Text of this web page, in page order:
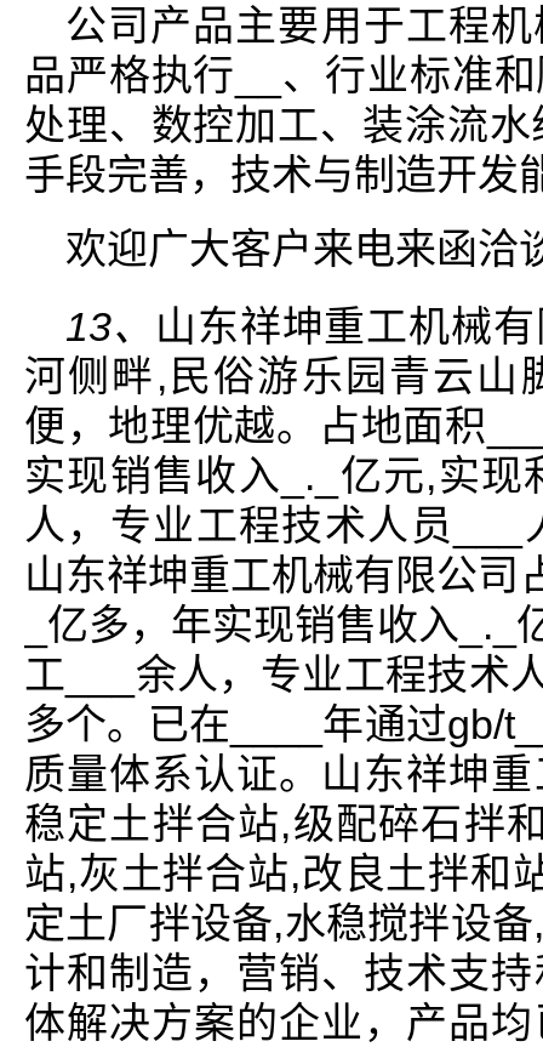
公司产品主要用于工程
品严格执行__、行业标准
处理、数控加工、装涂流
手段完善，技术与制造开发
欢迎广大客户来电来函洽
13、 山东祥坤重工机械
河侧畔,民俗游乐园青云山
便，地理优越。占地面积
实现销售收入_._亿元,实
人，专业工程技术人员
山东祥坤重工机械有限公司
_亿多，年实现销售收入
工___余人，专业工程技术
多个。已在____年通过gb/
质量体系认证。山东祥坤
稳定土拌合站,级配碎石拌
站,灰土拌合站,改良土拌和
定土厂拌设备,水稳搅拌设
计和制造，营销、技术支
体解决方案的企业，产品